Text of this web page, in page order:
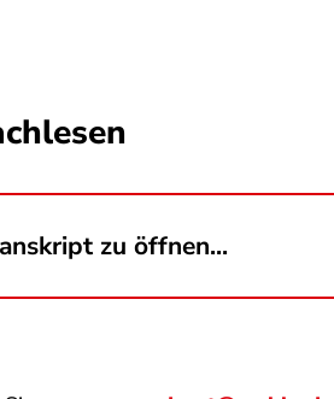
zu öffnen...